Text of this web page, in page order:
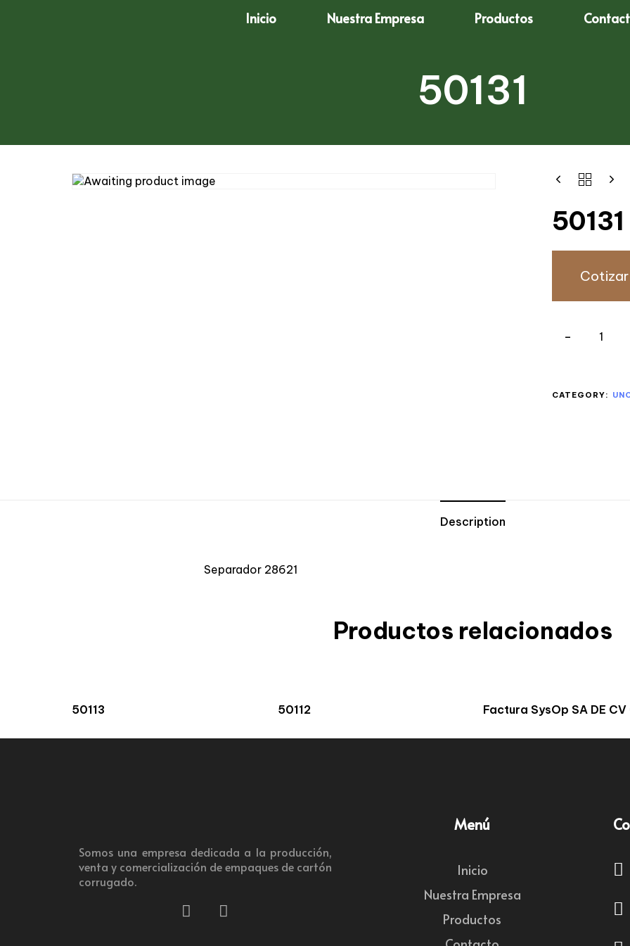
Inicio Nuestra Empresa Productos
50131
50131
Cotizar
CATEGORY:
Description
Separador 28621
Productos relacionados
50113 50112 Factura SysOp SA DE
Somos una empresa dedicada a la producción,
venta y comercialización de empaques de cartón
corrugado.
Menú
Inicio
Nuestra Empresa
Productos